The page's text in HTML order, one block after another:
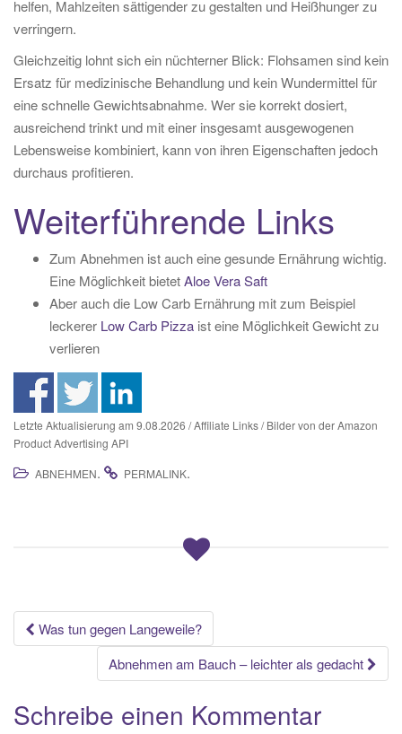
helfen, Mahlzeiten sättigender zu gestalten und Heißhunger zu
verringern.
Gleichzeitig lohnt sich ein nüchterner Blick: Flohsamen sind kein
Ersatz für medizinische Behandlung und kein Wundermittel für
eine schnelle Gewichtsabnahme. Wer sie korrekt dosiert,
ausreichend trinkt und mit einer insgesamt ausgewogenen
Lebensweise kombiniert, kann von ihren Eigenschaften jedoch
durchaus profitieren.
Weiterführende Links
Zum Abnehmen ist auch eine gesunde Ernährung wichtig.
Eine Möglichkeit bietetAloe Vera Saft
Aber auch die Low Carb Ernährung mit zum Beispiel
leckerer Low Carb Pizza ist eine Möglichkeit Gewicht zu
verlieren
Letzte Aktualisierung am 9.08.2026 / Affiliate Links / Bilder von der Amazon
Product Advertising API
ABNEHMEN. PERMALINK.
Beitrags-
Navigation
Was tun gegen Langeweile?
Abnehmen am Bauch – leichter als gedacht
Schreibe einen Kommentar